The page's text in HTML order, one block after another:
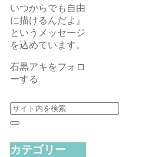
いつからでも自由
に描けるんだよ』
というメッセージ
を込めています。
石黒アキをフォロ
ーする
カテゴリー